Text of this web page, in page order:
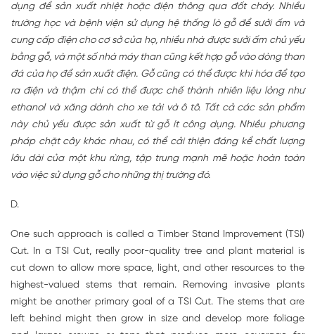
dụng để sản xuất nhiệt hoặc điện thông qua đốt cháy. Nhiều
trường học và bệnh viện sử dụng hệ thống lò gỗ để sưởi ấm và
cung cấp điện cho cơ sở của họ, nhiều nhà được sưởi ấm chủ yếu
bằng gỗ, và một số nhà máy than cũng kết hợp gỗ vào dòng than
đá của họ để sản xuất điện. Gỗ cũng có thể được khí hóa để tạo
ra điện và thậm chí có thể được chế thành nhiên liệu lỏng như
ethanol và xăng dành cho xe tải và ô tô. Tất cả các sản phẩm
này chủ yếu được sản xuất từ gỗ ít công dụng. Nhiều phương
pháp chặt cây khác nhau, có thể cải thiện đáng kể chất lượng
lâu dài của một khu rừng, tập trung mạnh mẽ hoặc hoàn toàn
vào việc sử dụng gỗ cho những thị trường đó.
D.
One such approach is called a Timber Stand Improvement (TSI)
Cut. In a TSI Cut, really poor-quality tree and plant material is
cut down to allow more space, light, and other resources to the
highest-valued stems that remain. Removing invasive plants
might be another primary goal of a TSI Cut. The stems that are
left behind might then grow in size and develop more foliage